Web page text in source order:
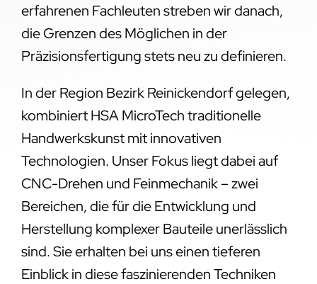
erfahrenen Fachleuten streben wir danach,
die Grenzen des Möglichen in der
Präzisionsfertigung stets neu zu definieren.
In der Region Bezirk Reinickendorf gelegen,
kombiniert HSA MicroTech traditionelle
Handwerkskunst mit innovativen
Technologien. Unser Fokus liegt dabei auf
CNC-Drehen und Feinmechanik – zwei
Bereichen, die für die Entwicklung und
Herstellung komplexer Bauteile unerlässlich
sind. Sie erhalten bei uns einen tieferen
Einblick in diese faszinierenden Techniken